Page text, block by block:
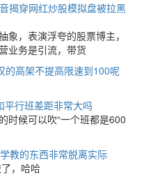
揭穿网红炒股模拟盘被拉黑
，表演浮夸的股票博主，
业务是引流，带货
的高架不提高限速到100呢
平行班差距非常大吗
时候可以吹“一个班都是600
教的东西非常脱离实际
，哈哈